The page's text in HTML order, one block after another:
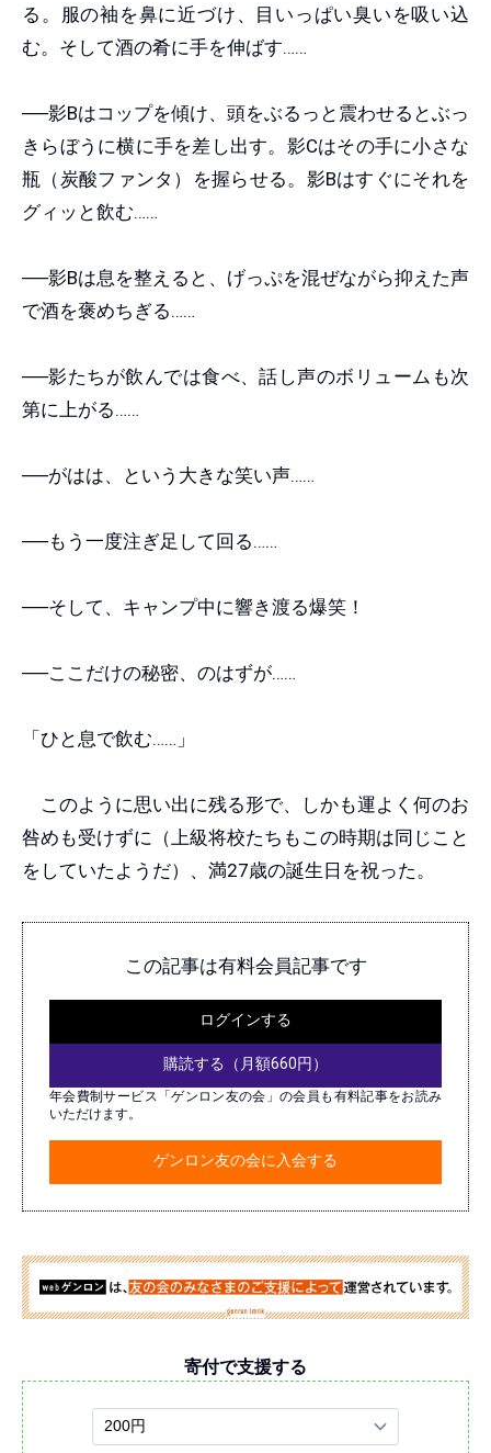
る。服の袖を鼻に近づけ、目いっぱい臭いを吸い込
む。そして酒の肴に手を伸ばす……
──影Bはコップを傾け、頭をぶるっと震わせるとぶっ
きらぼうに横に手を差し出す。影Cはその手に小さな
瓶（炭酸ファンタ）を握らせる。影Bはすぐにそれを
グィッと飲む……
──影Bは息を整えると、げっぷを混ぜながら抑えた声
で酒を褒めちぎる……
──影たちが飲んでは食べ、話し声のボリュームも次
第に上がる……
──がはは、という大きな笑い声……
──もう一度注ぎ足して回る……
──そして、キャンプ中に響き渡る爆笑！
──ここだけの秘密、のはずが……
「ひと息で飲む……」
このように思い出に残る形で、しかも運よく何のお
咎めも受けずに（上級将校たちもこの時期は同じこと
をしていたようだ）、満27歳の誕生日を祝った。
この記事は有料会員記事です
ログインする
購読する（月額660円）
年会費制サービス「ゲンロン友の会」の会員も有料記事をお読み
いただけます。
ゲンロン友の会に入会する
寄付で支援する